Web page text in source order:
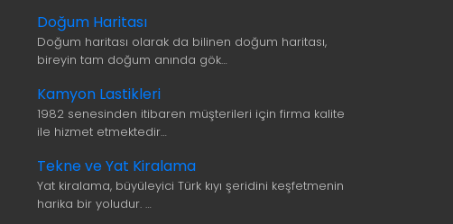
Doğum Haritası
Doğum haritası olarak da bilinen doğum haritası,
bireyin tam doğum anında gök…
Kamyon Lastikleri
1982 senesinden itibaren müşterileri için firma kalite
ile hizmet etmektedir…
Tekne ve Yat Kiralama
Yat kiralama, büyüleyici Türk kıyı şeridini keşfetmenin
harika bir yoludur. …